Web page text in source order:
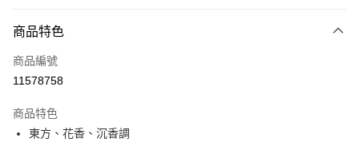
信用卡一次付款
信用卡分期付款
合作金庫商業銀行
華南商業銀行
超商取貨付款
商品特色
商品編號
11578758
商品特色
東方、花香、沉香調